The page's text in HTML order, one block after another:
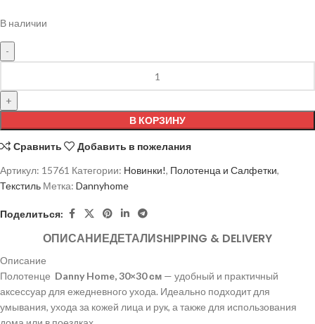
В наличии
В КОРЗИНУ
Сравнить
Добавить в пожелания
Артикул: 15761 Категории: Новинки!, Полотенца и Салфетки,
Текстиль Метка: Dannyhome
Поделиться:
ОПИСАНИЕДЕТАЛИSHIPPING & DELIVERY
Описание
Полотенце Danny Home, 30×30 см — удобный и практичный
аксессуар для ежедневного ухода. Идеально подходит для
умывания, ухода за кожей лица и рук, а также для использования